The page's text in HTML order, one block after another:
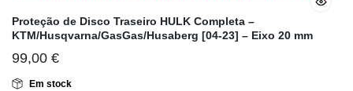
Proteção de Disco Traseiro HULK Completa –
KTM/Husqvarna/GasGas/Husaberg [04-23] – Eixo 20 mm
99,00 €
Em stock